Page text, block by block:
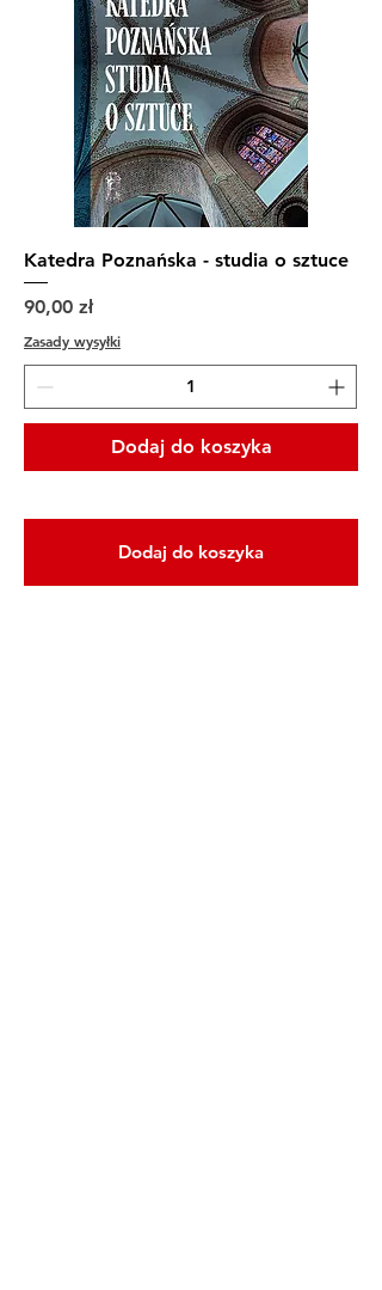
Katedra Poznańska - studia o sztuce
Cena
90,00 zł
Zasady wysyłki
Dodaj do koszyka
Dodaj do koszyka